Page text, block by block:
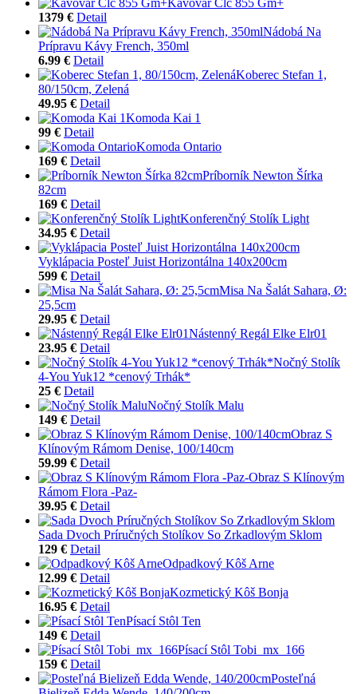
1379 € Detail
Nádobá Na
Prípravu Kávy French, 350ml
6.99 € Detail
Koberec Stefan 1,
80/150cm, Zelená
49.95 € Detail
Komoda Kai 1
99 € Detail
Komoda Ontario
169 € Detail
Príborník Newton Šírka
82cm
169 € Detail
Konferenčný Stolík Light
34.95 € Detail
Vyklápacia Posteľ Juist Horizontálna 140x200cm
599 € Detail
Misa Na Šalát Sahara, Ø:
25,5cm
29.95 € Detail
Nástenný Regál Elke Elr01
23.95 € Detail
Nočný Stolík
4-You Yuk12 *cenový Trhák*
25 € Detail
Nočný Stolík Malu
149 € Detail
Obraz S
Klínovým Rámom Denise, 100/140cm
59.99 € Detail
Obraz S Klínovým
Rámom Flora -Paz-
39.95 € Detail
Sada Dvoch Príručných Stolíkov So Zrkadlovým Sklom
129 € Detail
Odpadkový Kôš Arne
12.99 € Detail
Kozmetický Kôš Bonja
16.95 € Detail
Písací Stôl Ten
149 € Detail
Písací Stôl Tobi_mx_166
159 € Detail
Posteľná